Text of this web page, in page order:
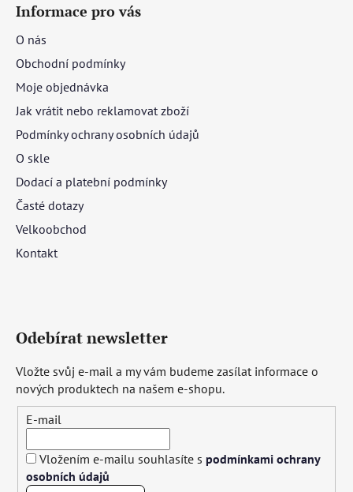
Informace pro vás
O nás
Obchodní podmínky
Moje objednávka
Jak vrátit nebo reklamovat zboží
Podmínky ochrany osobních údajů
O skle
Dodací a platební podmínky
Časté dotazy
Velkoobchod
Kontakt
Odebírat newsletter
Vložte svůj e-mail a my vám budeme zasílat informace o
nových produktech na našem e-shopu.
E-mail
Vložením e-mailu souhlasíte s podmínkami ochrany
osobních údajů